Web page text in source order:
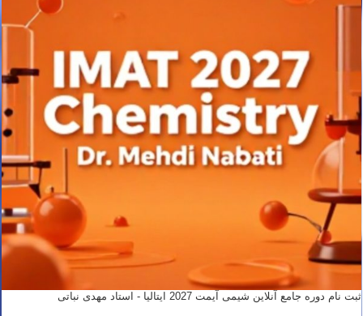
ثبت نام دوره جامع آنلاین شیمی آیمت 2027 ایتالیا - استاد مهدی نباتی